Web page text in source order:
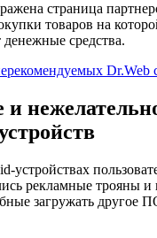
страница
товаров на
средства.
Dr.Web
и
устройствах
рекламные трояны и
загружать другое